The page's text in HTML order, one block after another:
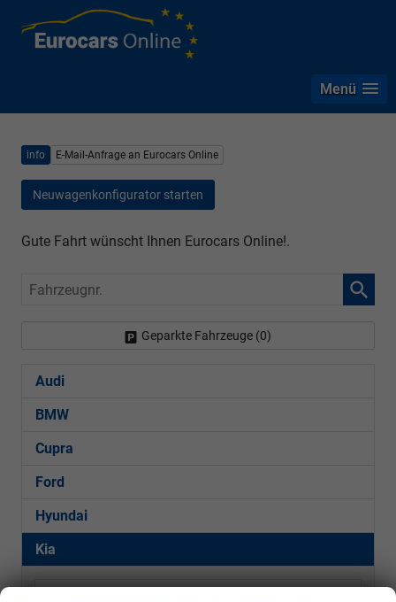
Menü
info E-Mail-Anfrage an Eurocars Online
Neuwagenkonfigurator starten
Gute Fahrt wünscht Ihnen Eurocars Online!.
Fahrzeugnr.
Geparkte Fahrzeuge (0)
Audi
BMW
Cupra
Ford
Hyundai
Kia